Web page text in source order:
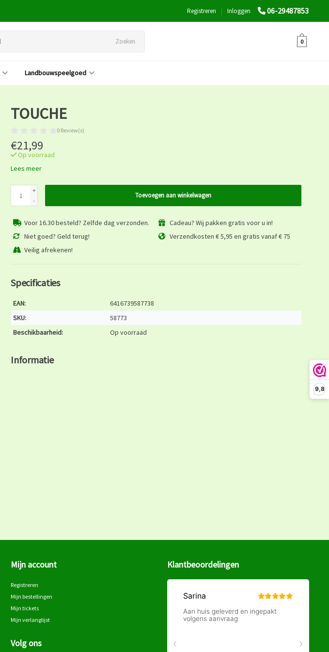
9,8
06-29487853
Inloggen
|
Registreren
Zoeken 0
Landbouwspeelgoed
TOUCHE
0 Review(s)
€21,99
Op voorraad
Lees meer
+
-
Toevoegen aan winkelwagen
Voor 16.30 besteld? Zelfde dag verzonden.
Cadeau? Wij pakken gratis voor u in!
Niet goed? Geld terug!
Verzendkosten € 5,95 en gratis vanaf € 75
Veilig afrekenen!
Specificaties
EAN:
6416739587738
SKU:
58773
Beschikbaarheid:
Op voorraad
Informatie
Mijn account
Registreren
Mijn bestellingen
Mijn tickets
Mijn verlanglijst
Volg ons
Klantbeoordelingen